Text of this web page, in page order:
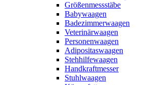
Größenmessstäbe
Babywaagen
Badezimmerwaagen
Veterinärwaagen
Personenwaagen
Adipositaswaagen
Stehhilfewaagen
Handkraftmesser
Stuhlwaagen